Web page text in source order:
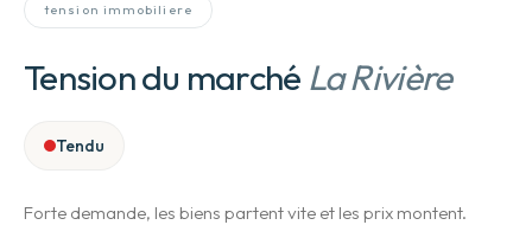
tension immobiliere
Tension du marché La Rivière
Tendu
Forte demande, les biens partent vite et les prix montent.